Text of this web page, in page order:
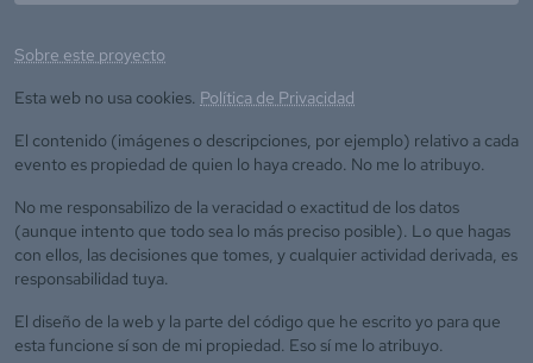
Sobre este proyecto
Esta web no usa cookies. Política de Privacidad
El contenido (imágenes o descripciones, por ejemplo) relativo a cada
evento es propiedad de quien lo haya creado. No me lo atribuyo.
No me responsabilizo de la veracidad o exactitud de los datos
(aunque intento que todo sea lo más preciso posible). Lo que hagas
con ellos, las decisiones que tomes, y cualquier actividad derivada, es
responsabilidad tuya.
El diseño de la web y la parte del código que he escrito yo para que
esta funcione sí son de mi propiedad. Eso sí me lo atribuyo.